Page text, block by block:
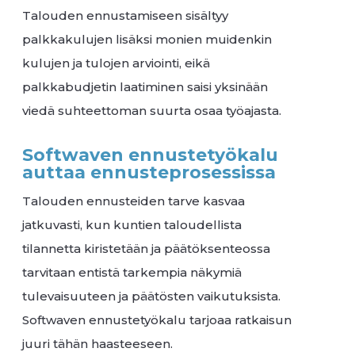
Talouden ennustamiseen sisältyy
palkkakulujen lisäksi monien muidenkin
kulujen ja tulojen arviointi, eikä
palkkabudjetin laatiminen saisi yksinään
viedä suhteettoman suurta osaa työajasta.
Softwaven ennustetyökalu
auttaa ennusteprosessissa
Talouden ennusteiden tarve kasvaa
jatkuvasti, kun kuntien taloudellista
tilannetta kiristetään ja päätöksenteossa
tarvitaan entistä tarkempia näkymiä
tulevaisuuteen ja päätösten vaikutuksista.
Softwaven ennustetyökalu tarjoaa ratkaisun
juuri tähän haasteeseen.